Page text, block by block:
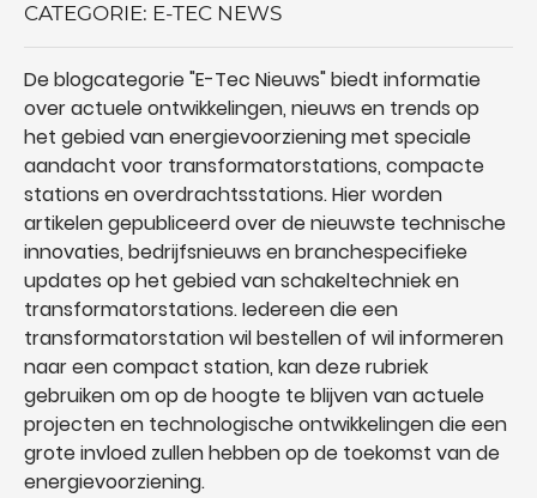
CATEGORIE: E-TEC NEWS
De blogcategorie "E-Tec Nieuws" biedt informatie
over actuele ontwikkelingen, nieuws en trends op
het gebied van energievoorziening met speciale
aandacht voor transformatorstations, compacte
stations en overdrachtsstations. Hier worden
artikelen gepubliceerd over de nieuwste technische
innovaties, bedrijfsnieuws en branchespecifieke
updates op het gebied van schakeltechniek en
transformatorstations. Iedereen die een
transformatorstation wil bestellen of wil informeren
naar een compact station, kan deze rubriek
gebruiken om op de hoogte te blijven van actuele
projecten en technologische ontwikkelingen die een
grote invloed zullen hebben op de toekomst van de
energievoorziening.